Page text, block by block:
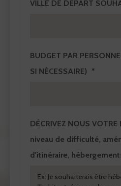
VILLE DE DÉPART
BUDGET PAR
SI NÉCESSAIRE)
DÉCRIVEZ NOUS VOTRE
niveau de difficulté, aménagements
d'itinéraire,